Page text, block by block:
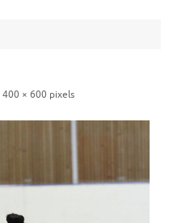
400 × 600 pixels